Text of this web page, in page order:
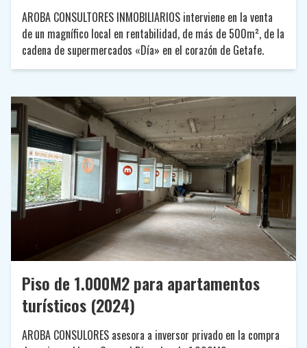
AROBA CONSULTORES INMOBILIARIOS interviene en la venta
de un magnífico local en rentabilidad, de más de 500m², de la
cadena de supermercados «Día» en el corazón de Getafe.
Piso de 1.000M2 para apartamentos
turísticos (2024)
AROBA CONSULORES asesora a inversor privado en la compra